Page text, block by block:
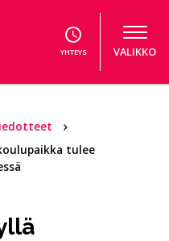
YHTEYS VALIKKO
tulee